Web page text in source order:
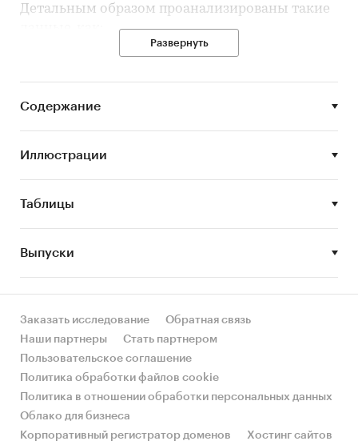
Детальным образом проанализированы такие
Конъюнктура российского рынка бытовой
Сегменты рынка бытовой техники и
Показатели рынка бытовой техники и
электроники РФ
Тенденции и перспективы развития
РФ
Данное исследование предназначено для ряда
специалистов в сфере ритейла:
Развернуть
Содержание
Иллюстрации
Таблицы
Выпуски
Заказать исследование
Обратная связь
Наши партнеры
Стать партнером
Пользовательское соглашение
Политика обработки файлов cookie
Политика в отношении обработки персональных данных
Облако для бизнеса
Корпоративный регистратор доменов
Хостинг сайтов